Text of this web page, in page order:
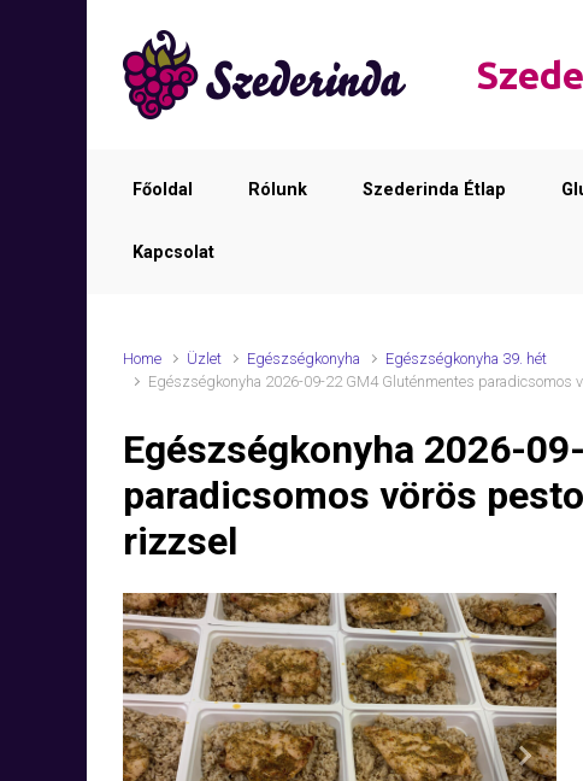
Főoldal Rólunk Szederinda Étlap
Kapcsolat
Home Üzlet Egészségkonyha
Egészségkonyha 39. hét
Egészségkonyha 2026-09-22 GM4 Gluténmentes paradicsomos
Egészségkonyha 2026-
paradicsomos vörös
rizzsel
Next